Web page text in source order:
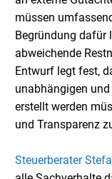
müssen
Begründung dafür
abweichende
Entwurf legt fest,
unabhängigen
erstellt werden
und Transparenz
Steuerberater